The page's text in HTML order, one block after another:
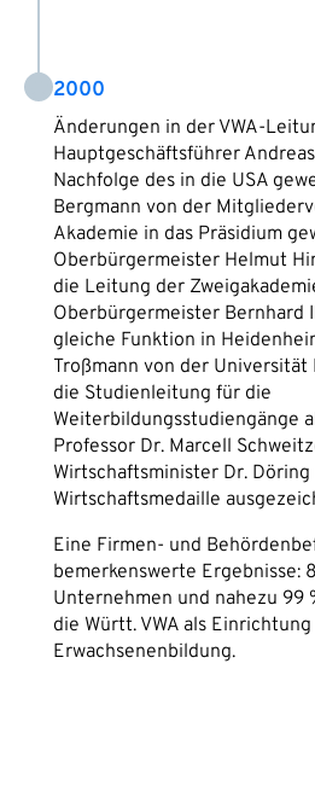
2000
Änderungen in der VWA-
Hauptgeschäftsführer
Nachfolge des in die USA
Bergmann von der
Akademie in das Präsidium
Oberbürgermeister Helmut
die Leitung der
Oberbürgermeister Bernhard
gleiche Funktion in
Troßmann von der
die Studienleitung für die
Weiterbildungsstudiengänge
Professor Dr. Marcell
Wirtschaftsminister Dr.
Wirtschaftsmedaille
Eine Firmen- und
bemerkenswerte Ergebnisse:
Unternehmen und nahezu 99
die Württ. VWA als
Erwachsenenbildung.